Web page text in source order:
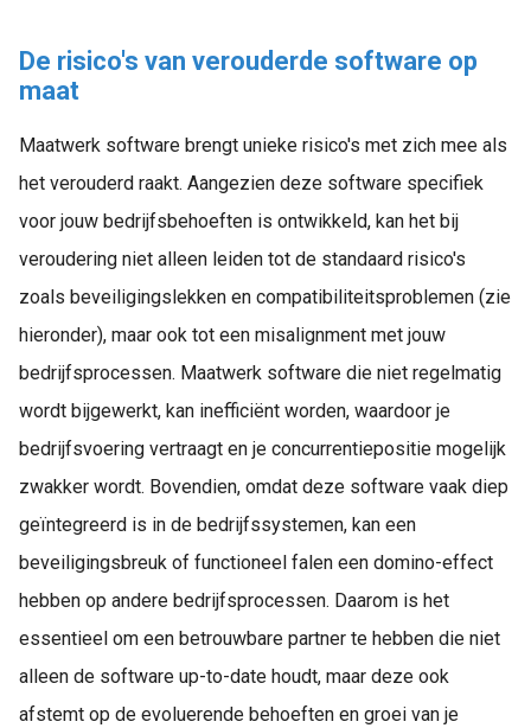
De risico's van verouderde software op
maat
Maatwerk software brengt unieke risico's met zich mee als
het verouderd raakt. Aangezien deze software specifiek
voor jouw bedrijfsbehoeften is ontwikkeld, kan het bij
veroudering niet alleen leiden tot de standaard risico's
zoals beveiligingslekken en compatibiliteitsproblemen (zie
hieronder), maar ook tot een misalignment met jouw
bedrijfsprocessen. Maatwerk software die niet regelmatig
wordt bijgewerkt, kan inefficiënt worden, waardoor je
bedrijfsvoering vertraagt en je concurrentiepositie mogelijk
zwakker wordt. Bovendien, omdat deze software vaak diep
geïntegreerd is in de bedrijfssystemen, kan een
beveiligingsbreuk of functioneel falen een domino-effect
hebben op andere bedrijfsprocessen. Daarom is het
essentieel om een betrouwbare partner te hebben die niet
alleen de software up-to-date houdt, maar deze ook
afstemt op de evoluerende behoeften en groei van je